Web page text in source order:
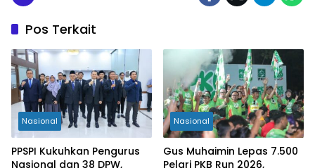
Pos Terkait
Nasional
PPSPI Kukuhkan Pengurus
Nasional dan 38 DPW,
Nasional
Gus Muhaimin Lepas 7.500
Pelari PKB Run 2026,